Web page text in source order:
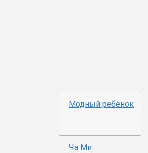
Модный ребенок
Ча Ми